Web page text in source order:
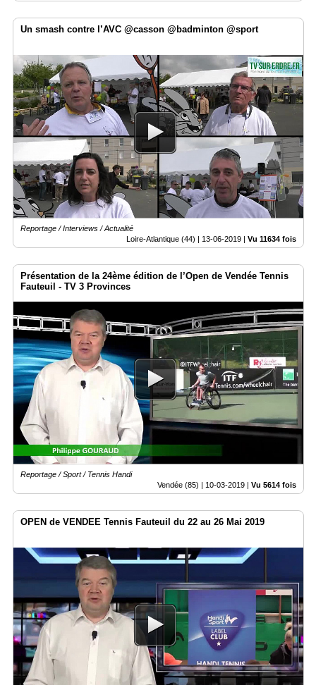
Un smash contre l’AVC @casson @badminton @sport
Reportage / Interviews / Actualité
Loire-Atlantique (44) | 13-06-2019 | Vu 11634 fois
Présentation de la 24ème édition de l’Open de Vendée Tennis
Fauteuil - TV 3 Provinces
Reportage / Sport / Tennis Handi
Vendée (85) | 10-03-2019 | Vu 5614 fois
OPEN de VENDEE Tennis Fauteuil du 22 au 26 Mai 2019